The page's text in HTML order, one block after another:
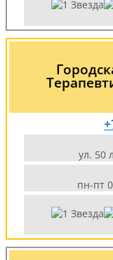
ул. 50
пн-пт